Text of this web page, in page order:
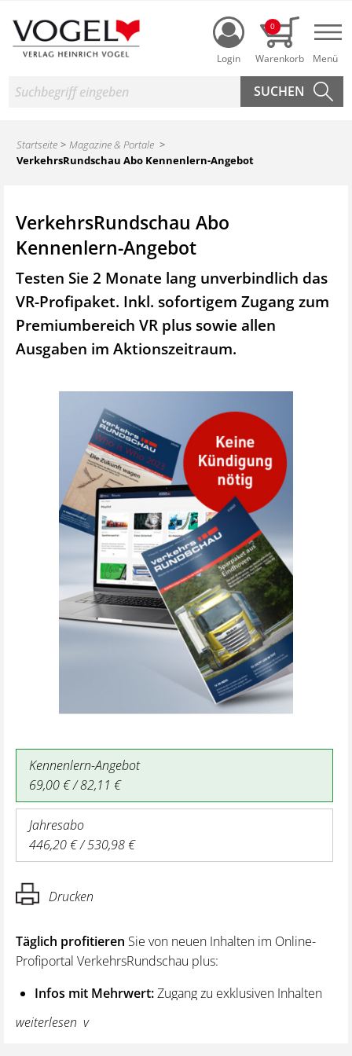
Login
0
Suche
Startseite
Magazine & Portale
VerkehrsRundschau Abo Kennenlern-Angebot
VerkehrsRundschau Abo
Kennenlern-Angebot
Testen Sie 2 Monate lang unverbindlich das
VR-Profipaket. Inkl. sofortigem Zugang zum
Premiumbereich VR plus sowie allen
Ausgaben im Aktionszeitraum.
Kennenlern-Angebot
69,00 € / 82,11 €
Jahresabo
446,20 € / 530,98 €
Drucken
Täglich profitieren Sie von neuen Inhalten im Online-
Profiportal VerkehrsRundschau plus:
Infos mit Mehrwert:Zugang zu exklusiven Inhalten
und Hintergrundwissen – von aktuellen Regelungen
wie z. B. bei den Lenk- und Ruhezeiten,
weiterlesen